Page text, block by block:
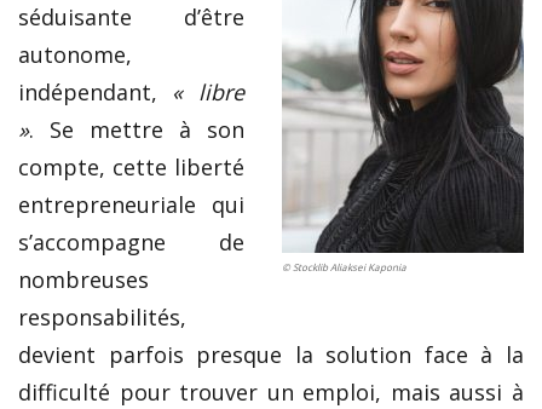
© Stocklib Aliaksei Kaponia
séduisante d’être
autonome,
indépendant, « libre
». Se mettre à son
compte, cette liberté
entrepreneuriale qui
s’accompagne de
nombreuses
responsabilités,
devient parfois presque la solution face à la
difficulté pour trouver un emploi, mais aussi à